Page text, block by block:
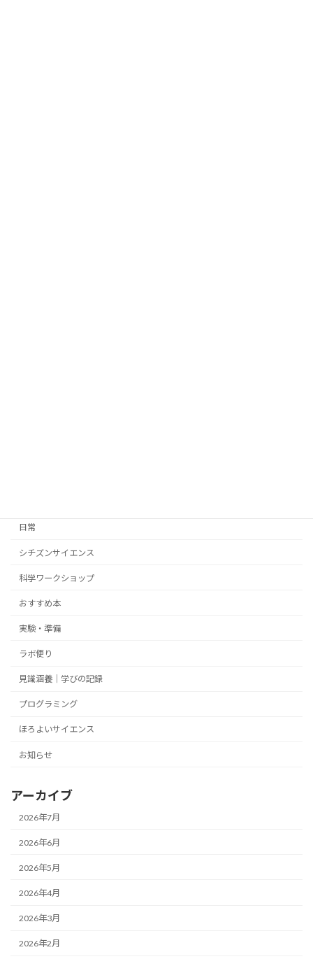
日常
シチズンサイエンス
科学ワークショップ
おすすめ本
実験・準備
ラボ便り
見識涵養｜学びの記録
プログラミング
ほろよいサイエンス
お知らせ
アーカイブ
2026年7月
2026年6月
2026年5月
2026年4月
2026年3月
2026年2月